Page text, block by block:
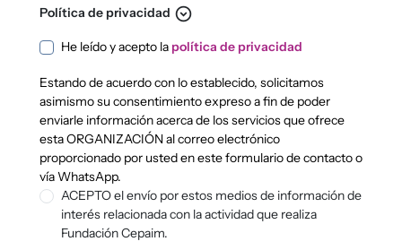
Política de privacidad expand_circle_down
Política de privacidad
He leído y acepto la política de privacidad
Estando de acuerdo con lo establecido, solicitamos
asimismo su consentimiento expreso a fin de poder
enviarle información acerca de los servicios que ofrece
esta ORGANIZACIÓN al correo electrónico
proporcionado por usted en este formulario de contacto o
vía WhatsApp.
ACEPTO el envío por estos medios de información de
interés relacionada con la actividad que realiza
Fundación Cepaim.